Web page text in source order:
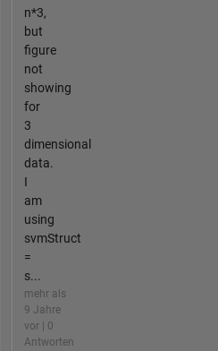
n*3,
but
figure
not
showing
for
3
dimensional
data.
I
am
using
svmStruct
=
s...
mehr als
9 Jahre
vor | 0
Antworten